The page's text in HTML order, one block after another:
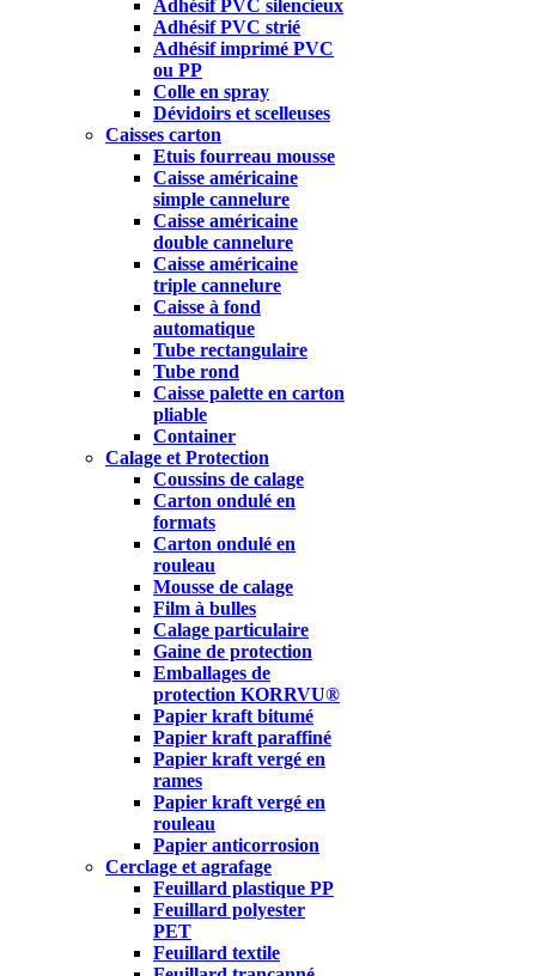
Adhésif PVC silencieux
Adhésif PVC strié
Adhésif imprimé PVC
ou PP
Colle en spray
Dévidoirs et scelleuses
Caisses carton
Etuis fourreau mousse
Caisse américaine
simple cannelure
Caisse américaine
double cannelure
Caisse américaine
triple cannelure
Caisse à fond
automatique
Tube rectangulaire
Tube rond
Caisse palette en carton
pliable
Container
Calage et Protection
Coussins de calage
Carton ondulé en
formats
Carton ondulé en
rouleau
Mousse de calage
Film à bulles
Calage particulaire
Gaine de protection
Emballages de
protection KORRVU®
Papier kraft bitumé
Papier kraft paraffiné
Papier kraft vergé en
rames
Papier kraft vergé en
rouleau
Papier anticorrosion
Cerclage et agrafage
Feuillard plastique PP
Feuillard polyester
PET
Feuillard textile